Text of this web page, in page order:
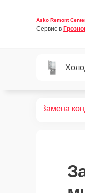
Asko Remont
Сервис в
Замена